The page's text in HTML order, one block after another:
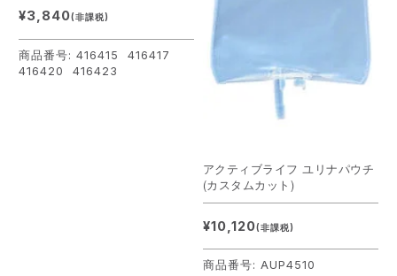
¥3,840(非課税)
商品番号: 416415 416417
416420 416423
アクティブライフ ユリナパウチ
(カスタムカット)
¥10,120(非課税)
商品番号: AUP4510